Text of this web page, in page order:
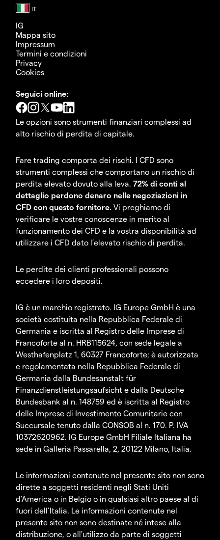
IG
Mappa sito
Impressum
Termini e condizioni
Privacy
Cookies
Seguici online:
Le opzioni sono strumenti finanziari complessi ad
alto rischio di perdita di capitale.
Fare trading comporta dei rischi. I CFD sono
strumenti complessi che comportano un rischio di
perdita elevato dovuto alla leva. 72% di conti al
dettaglio perdono denaro nelle negoziazioni in
CFD con questo fornitore. Vi preghiamo di
verificare le vostre conoscenze in merito al
funzionamento dei CFD e la vostra disponibilità ad
utilizzare i CFD dato l’elevato rischio di perdita.
Le perdite dei clienti professionali possono
eccedere i loro depositi.
IG è un marchio registrato. IG Europe GmbH è una
società costituita nella Repubblica Federale di
Germania e iscritta al Registro delle Imprese di
Francoforte al n. HRB115624, con sede legale a
Westhafenplatz 1, 60327 Francoforte; è autorizzata
e regolamentata nella Repubblica Federale di
Germania dalla Bundesanstalt für
Finanzdienstleistungsaufsicht e dalla Deutsche
Bundesbank al n. 148759 ed è iscritta al Registro
delle Imprese di Investimento Comunitarie con
Succursale tenuto dalla CONSOB al n. 170. P. IVA
10372620962. IG Europe GmbH Filiale Italiana ha
sede in Galleria Passarella, 2, 20122 Milano, Italia.
Le informazioni contenute nel presente sito non sono
dirette a soggetti residenti negli Stati Uniti
d'America o in Belgio o in qualsiasi altro paese al di
fuori dell’Italia. Le informazioni contenute nel
presente sito non sono destinate né intese alla
distribuzione, o all'utilizzo da parte di soggetti